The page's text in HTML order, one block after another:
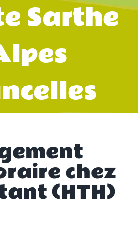
Sarthe
chez
(HTH)